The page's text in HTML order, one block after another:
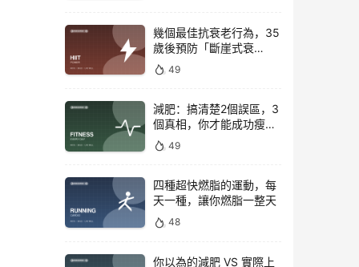
幾個最佳抗衰老行為，35
歲後預防「斷崖式衰
老」！
49
減肥：搞清楚2個誤區，3
個真相，你才能成功瘦下
來！49
四種超快燃脂的運動，每
天一種，讓你燃脂一整天
48
你以為的減肥 VS 實際上